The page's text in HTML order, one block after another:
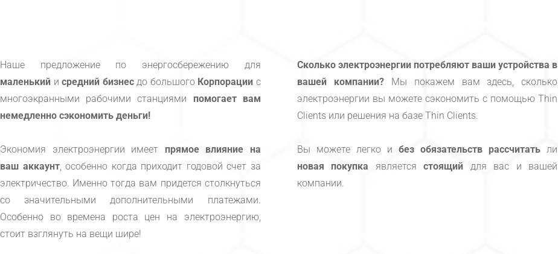
Наше предложение по энергосбережению для
маленький исредний бизнесдо большого Корпорации с
многоэкранными рабочими станциями помогает вам
немедленно сэкономить деньги!
Экономия электроэнергии имеет прямое влияние на
ваш аккаунт, особенно когда приходит годовой счет за
электричество. Именно тогда вам придется столкнуться
со значительными дополнительными платежами.
Особенно во времена роста цен на электроэнергию,
стоит взглянуть на вещи шире!
Сколько электроэнергии потребляют ваши устройства в
вашей компании?Мы покажем вам здесь, сколько
электроэнергии вы можете сэкономить с помощью Thin
Clients или решения на базе Thin Clients.
Вы можете легко ибез обязательств рассчитать ли
новая покупка являетсястоящий для вас и вашей
компании.